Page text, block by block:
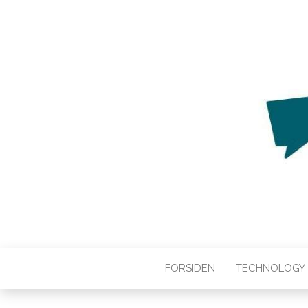
FORSIDEN TECHNOLOGY